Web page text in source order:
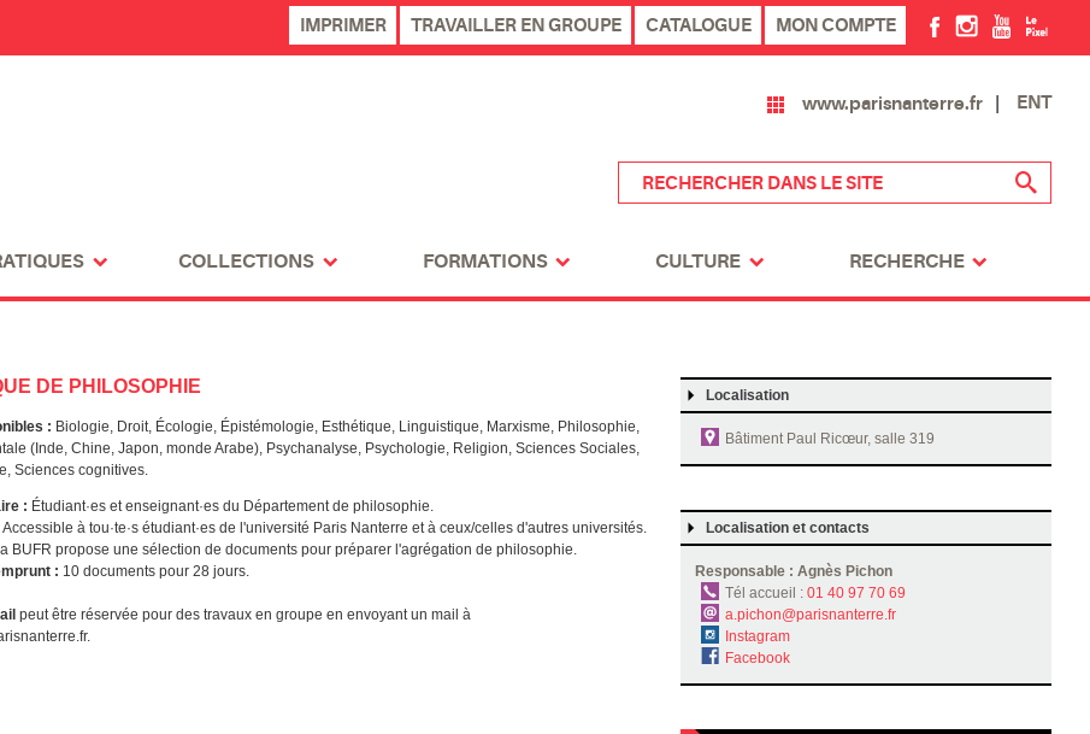
IMPRIMER TRAVAILLER EN GROUPE CATALOGUE MON COMPTE
www.parisnanterre.fr ENT
COLLECTIONS FORMATIONS CULTURE RECHERCHE
DE PHILOSOPHIE
: Biologie, Droit, Écologie, Épistémologie, Esthétique, Linguistique, Marxisme, Philosophie,
(Inde, Chine, Japon, monde Arabe), Psychanalyse, Psychologie, Religion, Sciences Sociales,
Sciences cognitives.
: Étudiant·es et enseignant·es du Département de philosophie.
Accessible à tou·te·s étudiant·es de l'université Paris Nanterre et à ceux/celles d'autres universités.
BUFR propose une sélection de documents pour préparer l'agrégation de philosophie.
: 10 documents pour 28 jours.
peut être réservée pour des travaux en groupe en envoyant un mail à
Localisation
Bâtiment Paul Ricœur, salle 319
Localisation et contacts
Responsable : Agnès Pichon
Tél accueil : 01 40 97 70 69
a.pichon@parisnanterre.fr
Instagram
Facebook